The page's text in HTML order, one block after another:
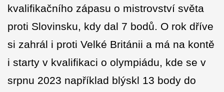
kvalifikačního zápasu o mistrovství světa
proti Slovinsku, kdy dal 7 bodů. O rok dříve
si zahrál i proti Velké Británii a má na kontě
i starty v kvalifikaci o olympiádu, kde se v
srpnu 2023 například blýskl 13 body do